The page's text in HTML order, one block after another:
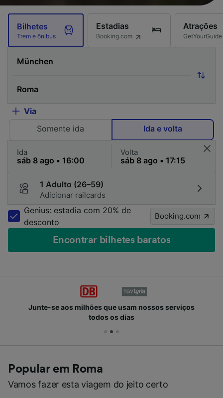
Bilhetes
Trem e ônibus
Estadias
Booking.com
Atrações
GetYourGuide
Via
Somente ida
Ida e volta
Ida Volta
1 Adulto (26–59)
Adicionar railcards
Genius: estadia com 20% de
desconto
Booking.com
Encontrar bilhetes baratos
Junte-se aos milhões que usam nossos serviços
todos os dias
Popular em Roma
Vamos fazer esta viagem do jeito certo